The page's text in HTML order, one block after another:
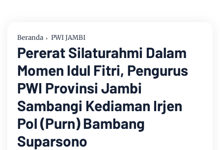
Beranda PWI JAMBI
Pererat Silaturahmi Dalam
Momen Idul Fitri, Pengurus
PWI Provinsi Jambi
Sambangi Kediaman Irjen
Pol (Purn) Bambang
Suparsono